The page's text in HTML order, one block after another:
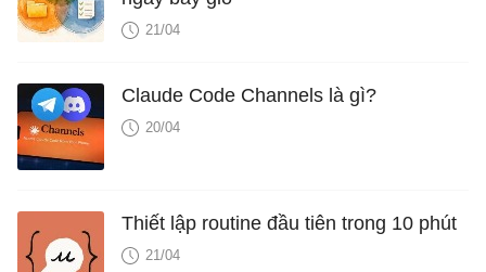
21/04
Claude Code Channels là gì?
20/04
Thiết lập routine đầu tiên trong 10 phút
21/04